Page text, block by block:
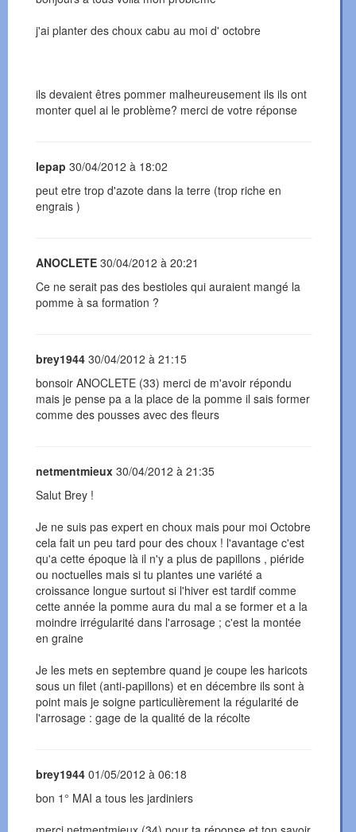
j'ai planter des choux cabu au moi d' octobre
ils devaient êtres pommer malheureusement ils ils ont
monter quel ai le problème? merci de votre réponse
lepap 30/04/2012 à 18:02
peut etre trop d'azote dans la terre (trop riche en
engrais )
ANOCLETE 30/04/2012 à 20:21
Ce ne serait pas des bestioles qui auraient mangé la
pomme à sa formation ?
brey1944 30/04/2012 à 21:15
bonsoir ANOCLETE (33) merci de m'avoir répondu
mais je pense pa a la place de la pomme il sais former
comme des pousses avec des fleurs
netmentmieux 30/04/2012 à 21:35
Salut Brey !
Je ne suis pas expert en choux mais pour moi Octobre
cela fait un peu tard pour des choux ! l'avantage c'est
qu'a cette époque là il n'y a plus de papillons , piéride
ou noctuelles mais si tu plantes une variété a
croissance longue surtout si l'hiver est tardif comme
cette année la pomme aura du mal a se former et a la
moindre irrégularité dans l'arrosage ; c'est la montée
en graine
Je les mets en septembre quand je coupe les haricots
sous un filet (anti-papillons) et en décembre ils sont à
point mais je soigne particulièrement la régularité de
l'arrosage : gage de la qualité de la récolte
brey1944 01/05/2012 à 06:18
bon 1° MAI a tous les jardiniers